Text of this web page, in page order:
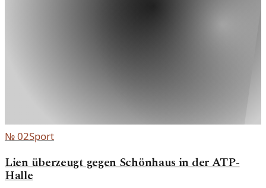
№02Sport
Lien überzeugt gegen Schönhaus in der ATP-
Halle